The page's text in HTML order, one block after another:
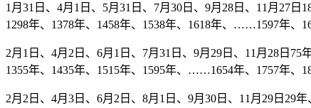
1月31日、4月1日、5月31日、7月30日、9月28日、11月27日
1298年、1378年、1458年、1538年、1618年、……1597年、
2月1日、4月2日、6月1日、7月31日、9月29日、11月28日75
1355年、1435年、1515年、1595年、……1654年、1757年、
2月2日、4月3日、6月2日、8月1日、9月30日、11月29日29